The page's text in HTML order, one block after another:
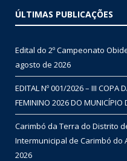
ÚLTIMAS PUBLICAÇÕES
Edital do 2º Campeonato
agosto de 2026
EDITAL Nº 001/2026 – III COPA
FEMININO 2026 DO MUNICÍPIO
Carimbó da Terra do Distrito
Intermunicipal de Carimbó do
2026